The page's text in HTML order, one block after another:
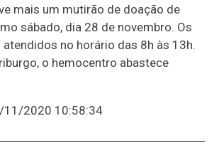
mais um mutirão de doação de
sábado, dia 28 de novembro. Os
no horário das 8h às 13h.
o hemocentro abastece
11/2020 10:58:34